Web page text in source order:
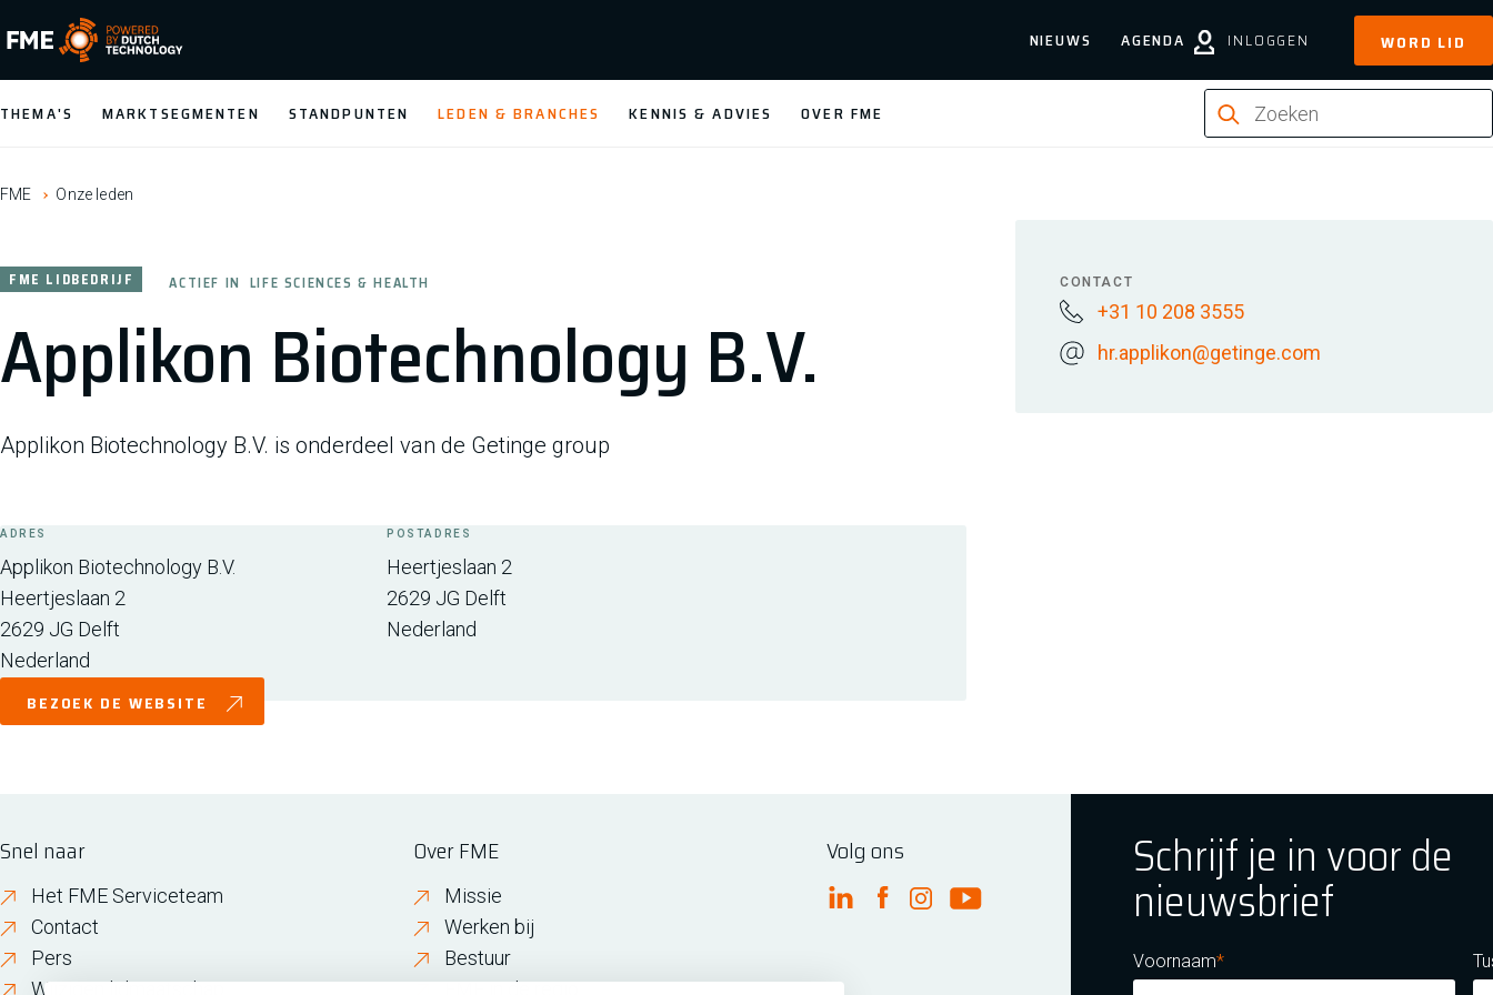
FME Logo, to the homepage
NIEUWS AGENDA INLOGGEN WORD LID
THEMA'S MARKTSEGMENTEN STANDPUNTEN LEDEN & BRANCHES KENNIS & ADVIES OVER FME
FME Onze leden
Applikon Biotechnology B.V.
FME LIDBEDRIJF ACTIEF IN LIFE SCIENCES & HEALTH
Applikon Biotechnology B.V. is onderdeel van de Getinge group
ADRES
Applikon Biotechnology B.V.
Heertjeslaan 2
2629 JG Delft
Nederland
POSTADRES
Heertjeslaan 2
2629 JG Delft
Nederland
BEZOEK DE WEBSITE
CONTACT
+31 10 208 3555
hr.applikon@getinge.com
Snel naar
Het FME Serviceteam
Contact
Pers
Wijzigen lidmaatschap
Over FME
Missie
Werken bij
Bestuur
FME in de regio
Volg ons
FME Linkedin
FME Facebook
FME Instagram
FME Youtube
Schrijf je in voor de
nieuwsbrief
Voornaam